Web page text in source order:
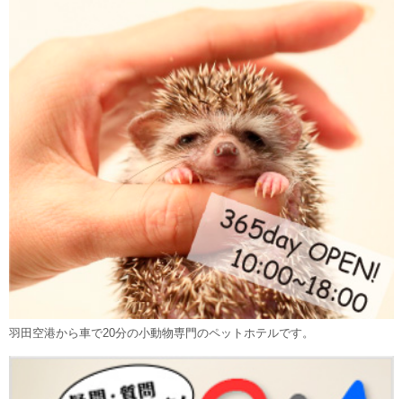
羽田空港から車で20分の小動物専門のペットホテルです。